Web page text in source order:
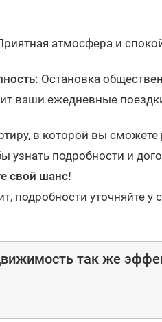
атмосфера и
Остановка
ваши ежедневные
в которой вы
узнать подробности и
свой шанс!
подробности уточняйте
так же